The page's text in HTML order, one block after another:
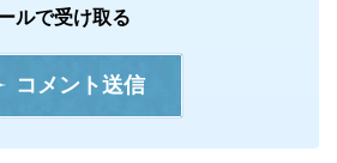
ルで受け取る
コメント送信